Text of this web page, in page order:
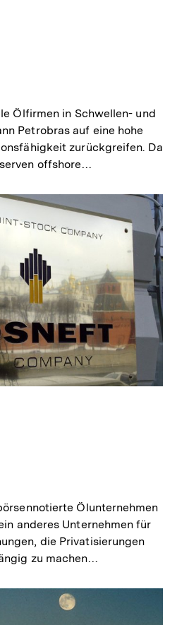
Ölfirmen in Schwellen- und
Petrobras auf eine hohe
zurückgreifen. Da
offshore…
Ölunternehmen
anderes Unternehmen für
die Privatisierungen
zu machen…